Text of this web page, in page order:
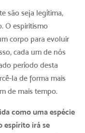
são seja legítima,
O espiritismo
corpo para evoluir
cada um de nós
período desta
la de forma mais
de mais tempo.
como uma espécie
espírito irá se